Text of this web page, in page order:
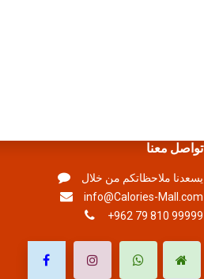
تواصل معنا
يسعدنا ملاحظاتكم من خلال
info@Calories-Mall.com
+962 79 810 99999